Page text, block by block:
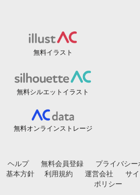
無料イラスト
無料シルエットイラスト
無料オンラインストレージ
ヘルプ 無料会員登録 プライバシ
基本方針
利用規約 運営会社 サ
ポリシー